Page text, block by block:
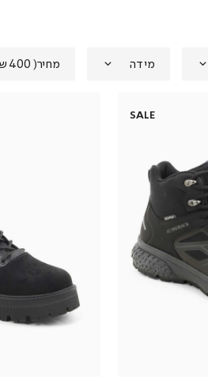
מידה מחיר(
₪400 - ₪8
SALE